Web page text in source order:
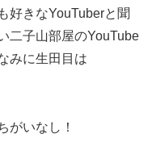
好きなYouTuberと聞
二子山部屋のYouTube
みに生田目は
がいなし！